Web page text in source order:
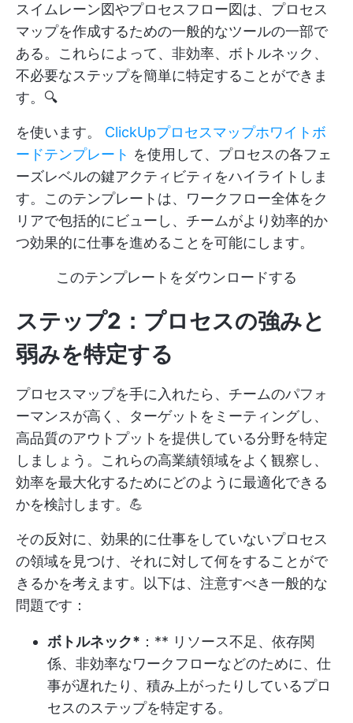
スイムレーン図やプロセスフロー図は、プロセス
マップを作成するための一般的なツールの一部で
ある。これらによって、非効率、ボトルネック、
不必要なステップを簡単に特定することができま
す。🔍
を使います。 ClickUpプロセスマップホワイトボ
ードテンプレート を使用して、プロセスの各フェ
ーズレベルの鍵アクティビティをハイライトしま
す。このテンプレートは、ワークフロー全体をク
リアで包括的にビューし、チームがより効率的か
つ効果的に仕事を進めることを可能にします。
このテンプレートをダウンロードする
ステップ2：プロセスの強みと
弱みを特定する
プロセスマップを手に入れたら、チームのパフォ
ーマンスが高く、ターゲットをミーティングし、
高品質のアウトプットを提供している分野を特定
しましょう。これらの高業績領域をよく観察し、
効率を最大化するためにどのように最適化できる
かを検討します。💪
その反対に、効果的に仕事をしていないプロセス
の領域を見つけ、それに対して何をすることがで
きるかを考えます。以下は、注意すべき一般的な
問題です：
ボトルネック* ：** リソース不足、依存関
係、非効率なワークフローなどのために、仕
事が遅れたり、積み上がったりしているプロ
セスのステップを特定する。